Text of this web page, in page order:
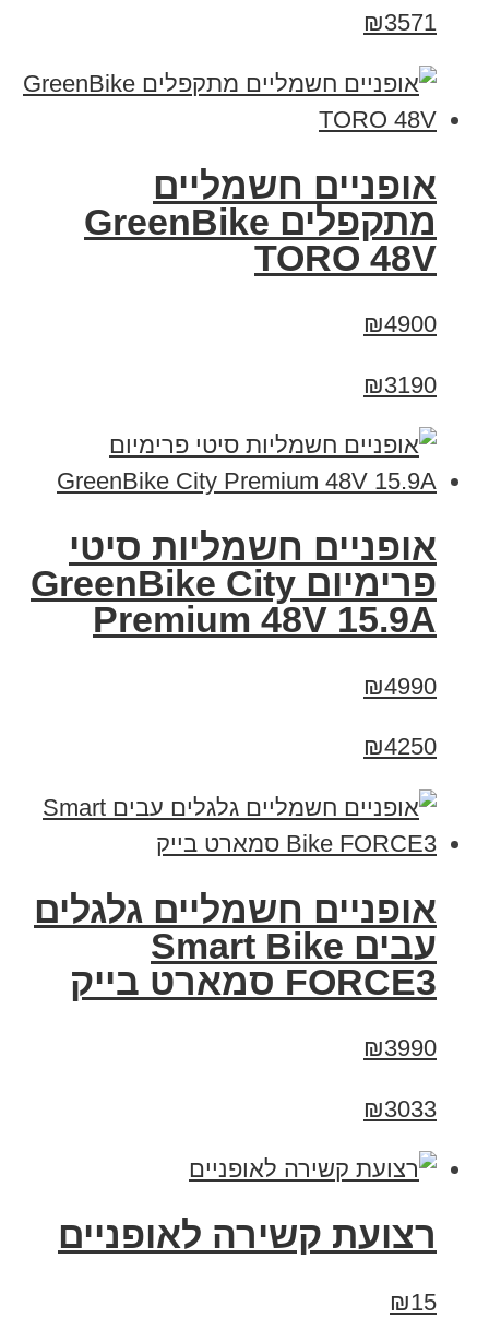
₪3571
אופניים חשמליים
מתקפלים GreenBike
TORO 48V
₪4900
₪3190
אופניים חשמליות סיטי
פרימיום GreenBike City
Premium 48V 15.9A
₪4990
₪4250
אופניים חשמליים גלגלים
עבים Smart Bike
FORCE3 סמארט בייק
₪3990
₪3033
רצועת קשירה לאופניים
₪15